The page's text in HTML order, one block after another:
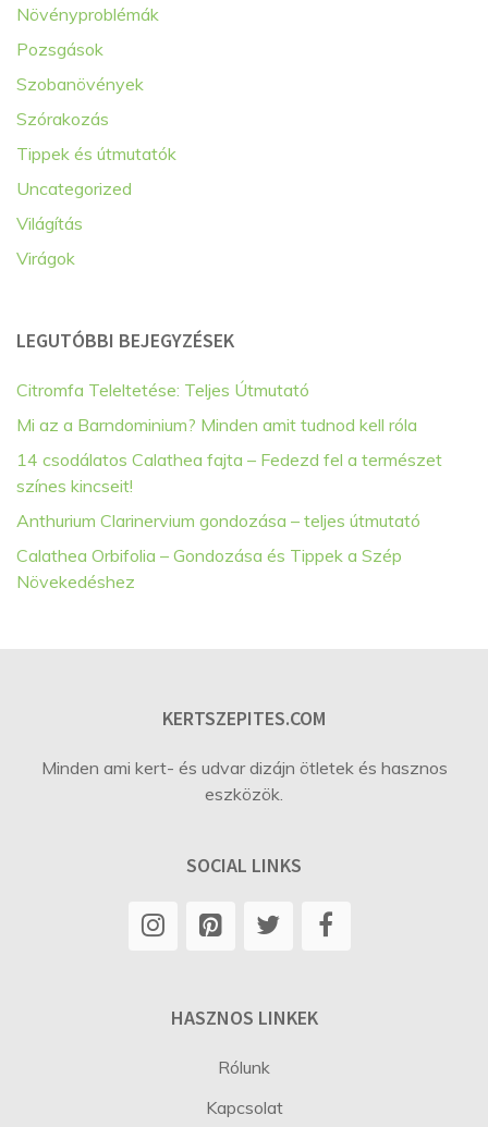
Növényproblémák
Pozsgások
Szobanövények
Szórakozás
Tippek és útmutatók
Uncategorized
Világítás
Virágok
LEGUTÓBBI BEJEGYZÉSEK
Citromfa Teleltetése: Teljes Útmutató
Mi az a Barndominium? Minden amit tudnod kell róla
14 csodálatos Calathea fajta – Fedezd fel a természet
színes kincseit!
Anthurium Clarinervium gondozása – teljes útmutató
Calathea Orbifolia – Gondozása és Tippek a Szép
Növekedéshez
KERTSZEPITES.COM
Minden ami kert- és udvar dizájn ötletek és hasznos
eszközök.
SOCIAL LINKS
HASZNOS LINKEK
Rólunk
Kapcsolat